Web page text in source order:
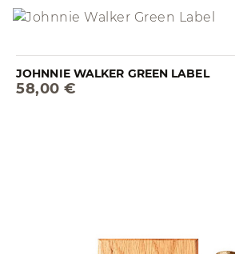
JOHNNIE WALKER GREEN LABEL
58,00 €